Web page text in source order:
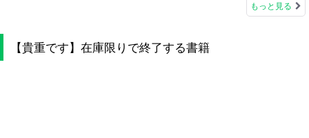
もっと見る
【貴重です】在庫限りで終了する書籍